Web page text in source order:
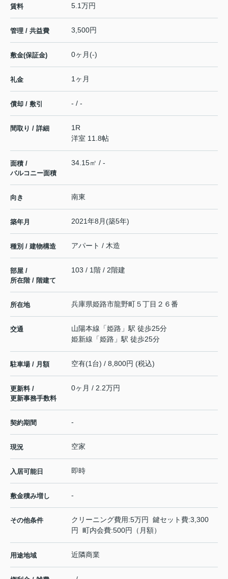
賃料 5.1万円
管理 / 共益費 3,500円
敷金(保証金) 0ヶ月(-)
礼金 1ヶ月
償却 / 敷引 - / -
間取り / 詳細
1R
洋室 11.8帖
面積 /
バルコニー面積
34.15㎡ / -
向き 南東
築年月 2021年8月(築5年)
種別 / 建物構造 アパート / 木造
部屋 /
所在階 / 階建て
103 / 1階 / 2階建
所在地 兵庫県姫路市龍野町５丁目２６番
交通 山陽本線 「姫路 」駅 徒歩25分
姫新線 「姫路 」駅 徒歩25分
駐車場 / 月額 空有(1台) / 8,800円 (税込)
更新料 /
更新事務手数料
0ヶ月 / 2.2万円
契約期間 -
現況 空家
入居可能日 即時
敷金積み増し -
その他条件
クリーニング費用:5万円 鍵セット費:3,300
円 町内会費:500円（月額）
用途地域 近隣商業